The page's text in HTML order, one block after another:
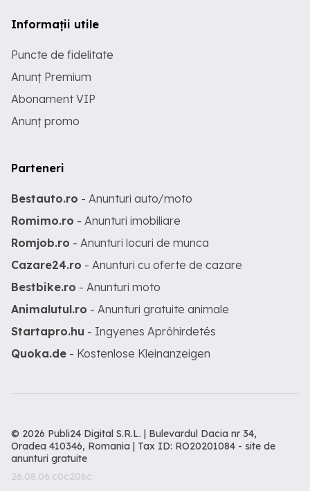
Informații utile
Puncte de fidelitate
Anunț Premium
Abonament VIP
Anunț promo
Parteneri
Bestauto.ro - Anunturi auto/moto
Romimo.ro - Anunturi imobiliare
Romjob.ro - Anunturi locuri de munca
Cazare24.ro - Anunturi cu oferte de cazare
Bestbike.ro - Anunturi moto
Animalutul.ro - Anunturi gratuite animale
Startapro.hu - Ingyenes Apróhirdetés
Quoka.de - Kostenlose Kleinanzeigen
© 2026 Publi24 Digital S.R.L. | Bulevardul Dacia nr 34,
Oradea 410346, Romania | Tax ID: RO20201084 - site de
anunturi gratuite
26.08.06.c0c206c